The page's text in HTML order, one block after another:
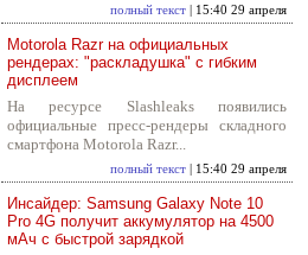
полный текст | 15:40 29 апреля
Motorola Razr на официальных
рендерах: "раскладушка" с гибким
дисплеем
На ресурсе Slashleaks появились
официальные пресс-рендеры складного
смартфона Motorola Razr...
полный текст | 15:40 29 апреля
Инсайдер: Samsung Galaxy Note 10
Pro 4G получит аккумулятор на 4500
мАч с быстрой зарядкой